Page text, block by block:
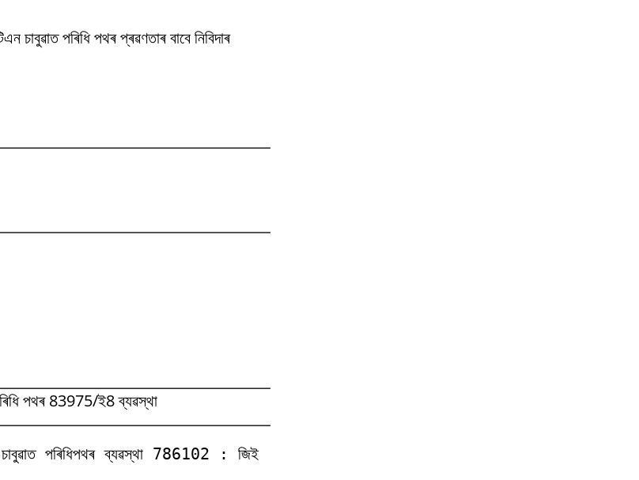
পৰিধি পথৰ প্ৰৱণতাৰ বাবে নিবিদাৰ
পথৰ 83975/ই8 ব্যৱস্থা
পৰিধিপথৰ ব্যৱস্থা 786102 : জিই (এএফ) চাবুৱা মুকলি নিবিদা